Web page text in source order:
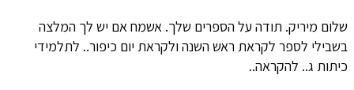
שלום מיריק. תודה על הספרים שלך. אשמח אם יש לך המלצה
בשבילי לספר לקראת ראש השנה ולקראת יום כיפור.. לתלמידי
כיתות ג.. להקראה..